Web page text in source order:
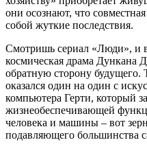
они осознают, что
собой жуткие последствия.
Смотришь сериал «Люди», и
космическая драма Дункана
обратную сторону будущего.
оказался один на один с
компьютера Герти, который
жизнеобеспечивающей
человека и машины – вот
подавляющего большинства